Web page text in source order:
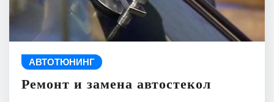
АВТОТЮНИНГ
Ремонт и замена автостекол